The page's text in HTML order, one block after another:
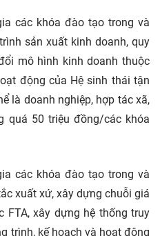
các khóa đào tạo trong và
sản xuất kinh doanh, quy
mô hình kinh doanh thuộc
động của Hệ sinh thái tận
là doanh nghiệp, hợp tác xã,
quá 50 triệu đồng/các khóa
các khóa đào tạo trong và
xuất xứ, xây dựng chuỗi giá
FTA, xây dựng hệ thống truy
trình, kế hoạch và hoạt động